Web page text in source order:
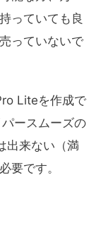
っていても良
っていないで
Liteを作成で
ースムーズの
出来ない（満
要です。